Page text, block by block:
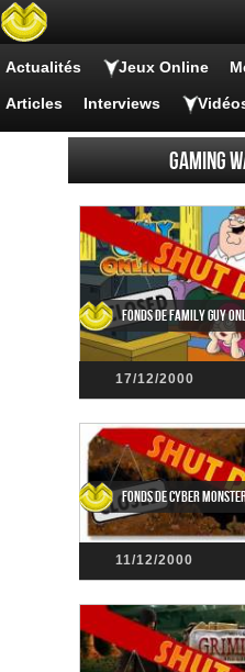
Actualités Jeux Online
Articles Interviews
Gaming
Fonds de Family Guy
17/12/2000
Fonds de Cyber
11/12/2000